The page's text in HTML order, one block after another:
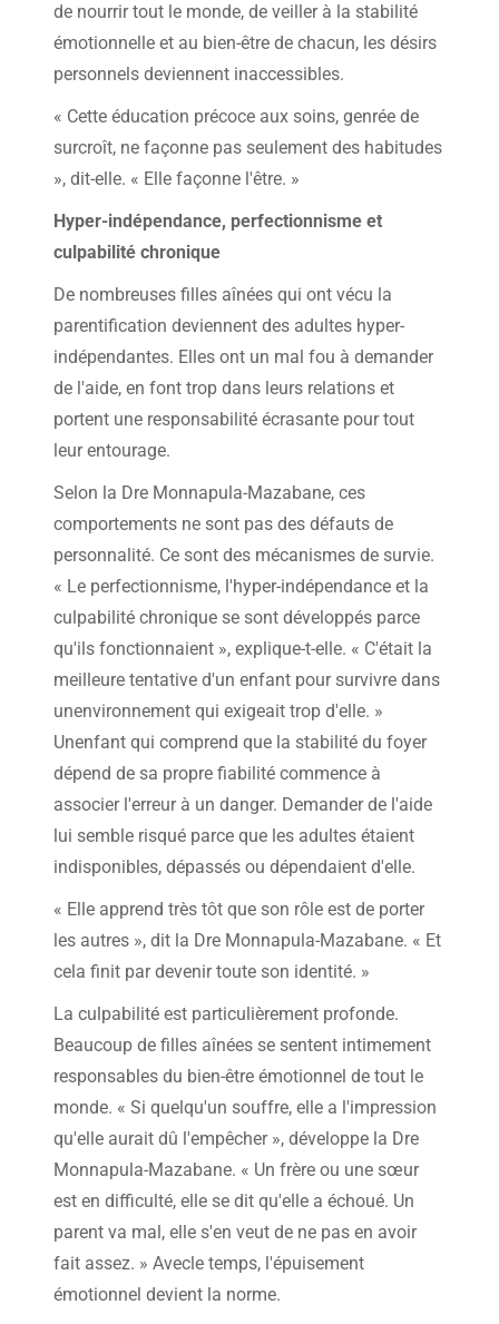
de nourrir tout le monde, de veiller à la stabilité
émotionnelle et au bien-être de chacun, les désirs
personnels deviennent inaccessibles.
« Cette éducation précoce aux soins, genrée de
surcroît, ne façonne pas seulement des habitudes
», dit-elle. « Elle façonne l'être. »
Hyper-indépendance, perfectionnisme et
culpabilité chronique
De nombreuses filles aînées qui ont vécu la
parentification deviennent des adultes hyper-
indépendantes. Elles ont un mal fou à demander
de l'aide, en font trop dans leurs relations et
portent une responsabilité écrasante pour tout
leur entourage.
Selon la Dre Monnapula-Mazabane, ces
comportements ne sont pas des défauts de
personnalité. Ce sont des mécanismes de survie.
« Le perfectionnisme, l'hyper-indépendance et la
culpabilité chronique se sont développés parce
qu'ils fonctionnaient », explique-t-elle. « C'était la
meilleure tentative d'un enfant pour survivre dans
unenvironnement qui exigeait trop d'elle. »
Unenfant qui comprend que la stabilité du foyer
dépend de sa propre fiabilité commence à
associer l'erreur à un danger. Demander de l'aide
lui semble risqué parce que les adultes étaient
indisponibles, dépassés ou dépendaient d'elle.
« Elle apprend très tôt que son rôle est de porter
les autres », dit la Dre Monnapula-Mazabane. « Et
cela finit par devenir toute son identité. »
La culpabilité est particulièrement profonde.
Beaucoup de filles aînées se sentent intimement
responsables du bien-être émotionnel de tout le
monde. « Si quelqu'un souffre, elle a l'impression
qu'elle aurait dû l'empêcher », développe la Dre
Monnapula-Mazabane. « Un frère ou une sœur
est en difficulté, elle se dit qu'elle a échoué. Un
parent va mal, elle s'en veut de ne pas en avoir
fait assez. » Avecle temps, l'épuisement
émotionnel devient la norme.